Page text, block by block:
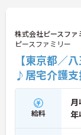
株式会社ピースフ
ピースファミリー
【東京都／
♪居宅介護支
給料
月
年